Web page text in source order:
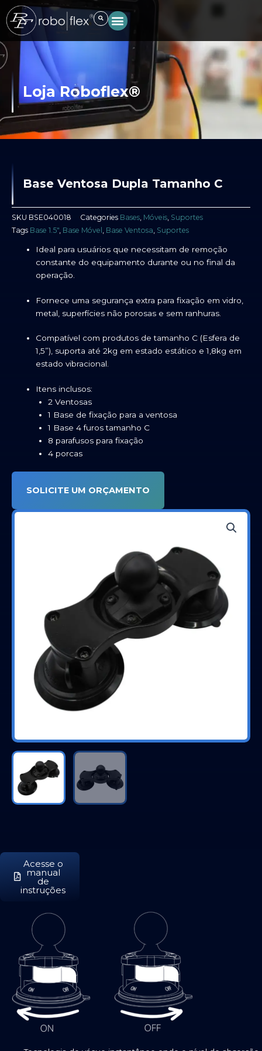
para
conteúdo
Loja Roboflex®
Base Ventosa Dupla Tamanho C
SKU BSE040018 Categories Bases, Móveis, Suportes
Tags Base 1.5", Base Móvel , Base Ventosa, Suportes
Ideal para usuários que necessitam de remoção
constante do equipamento durante ou no final da
operação.
Fornece uma segurança extra para fixação em vidro,
metal, superfícies não porosas e sem ranhuras.
Compatível com produtos de tamanho C (Esfera de
1,5”), suporta até 2kg em estado estático e 1,8kg em
estado vibracional.
Itens inclusos:
2 Ventosas
1 Base de fixação para a ventosa
1 Base 4 furos tamanho C
8 parafusos para fixação
4 porcas
SOLICITE UM ORÇAMENTO
Acesse o
manual
de
instruções